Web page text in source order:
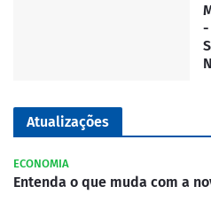
-
Atualizações
ECONOMIA
Entenda o que muda com a